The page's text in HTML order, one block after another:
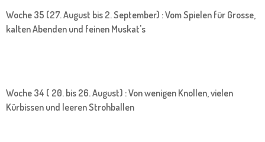
Woche 35 (27. August bis 2. September) : Vom Spielen für Grosse,
kalten Abenden und feinen Muskat's
Woche 34 ( 20. bis 26. August) : Von wenigen Knollen, vielen
Kürbissen und leeren Strohballen